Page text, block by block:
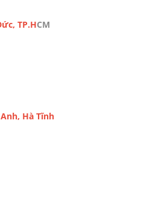
TP.HCM
Hà Tĩnh